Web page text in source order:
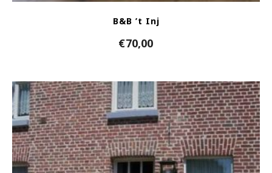
B&B ’t Inj
€70,00